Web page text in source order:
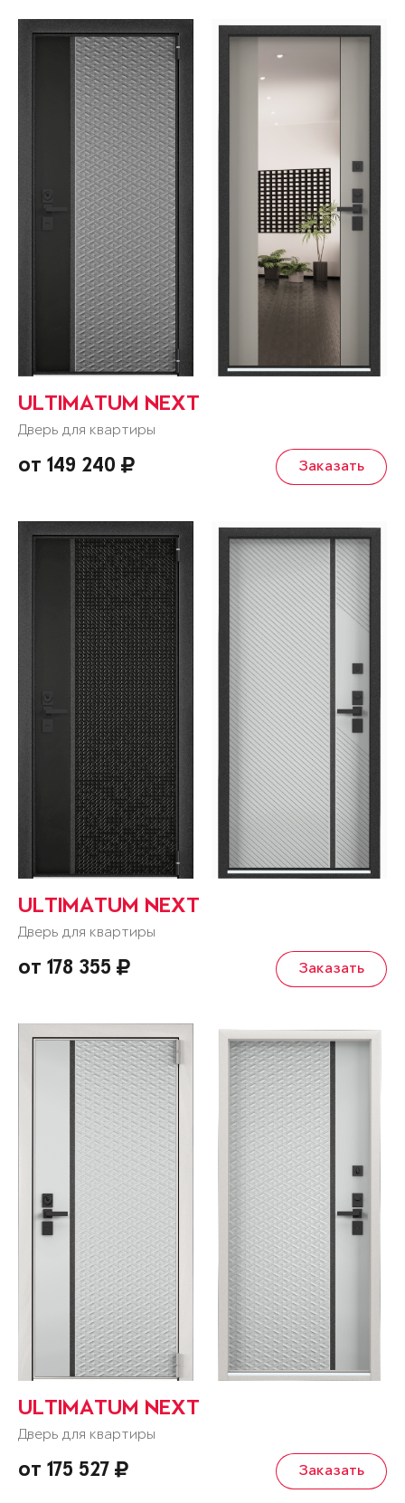
ULTIMATUM NEXT
Дверь для квартиры
от 149 240 Заказать
ULTIMATUM NEXT
Дверь для квартиры
от 178 355 Заказать
ULTIMATUM NEXT
Дверь для квартиры
от 175 527 Заказать